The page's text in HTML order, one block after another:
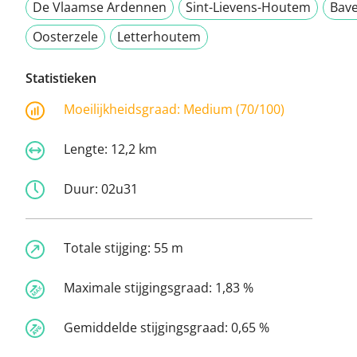
De Vlaamse Ardennen Sint-Lievens-Houtem
Oosterzele
Letterhoutem
Statistieken
Moeilijkheidsgraad: Medium (70/100)
Lengte: 12,2 km
Duur: 02u31
Totale stijging: 55 m
Maximale stijgingsgraad: 1,83 %
Gemiddelde stijgingsgraad: 0,65 %